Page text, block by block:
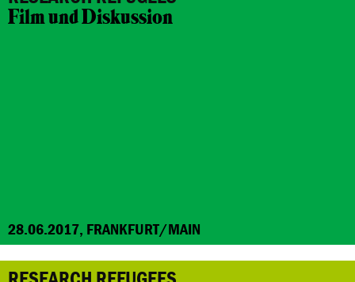
Film und Diskussion
28.06.2017, FRANKFURT/MAIN